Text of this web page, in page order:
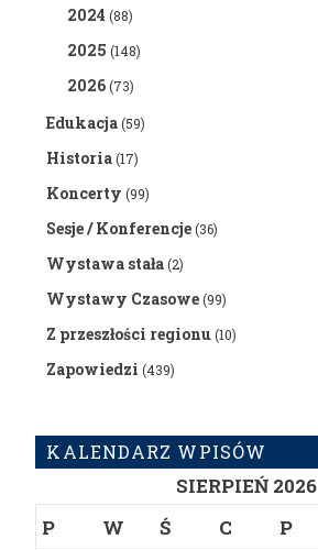
2024 (88)
2025 (148)
2026(73)
Edukacja(59)
Historia(17)
Koncerty (99)
Sesje / Konferencje(36)
Wystawa stała(2)
Wystawy Czasowe(99)
Z przeszłości regionu(10)
Zapowiedzi (439)
KALENDARZ WPISÓW
SIERPIEŃ 2026
P
W Ś C P